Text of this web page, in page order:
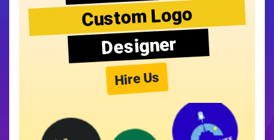
Custom Logo
Designer
Hire Us